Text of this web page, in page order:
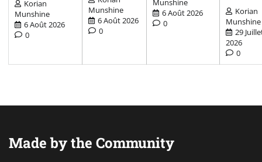
Korian
Munshine
6 Août 2026
0
Munshine
6 Août 2026
0
6 Août 2026
0
Korian
Munshine
29
2026
0
Made by the Community